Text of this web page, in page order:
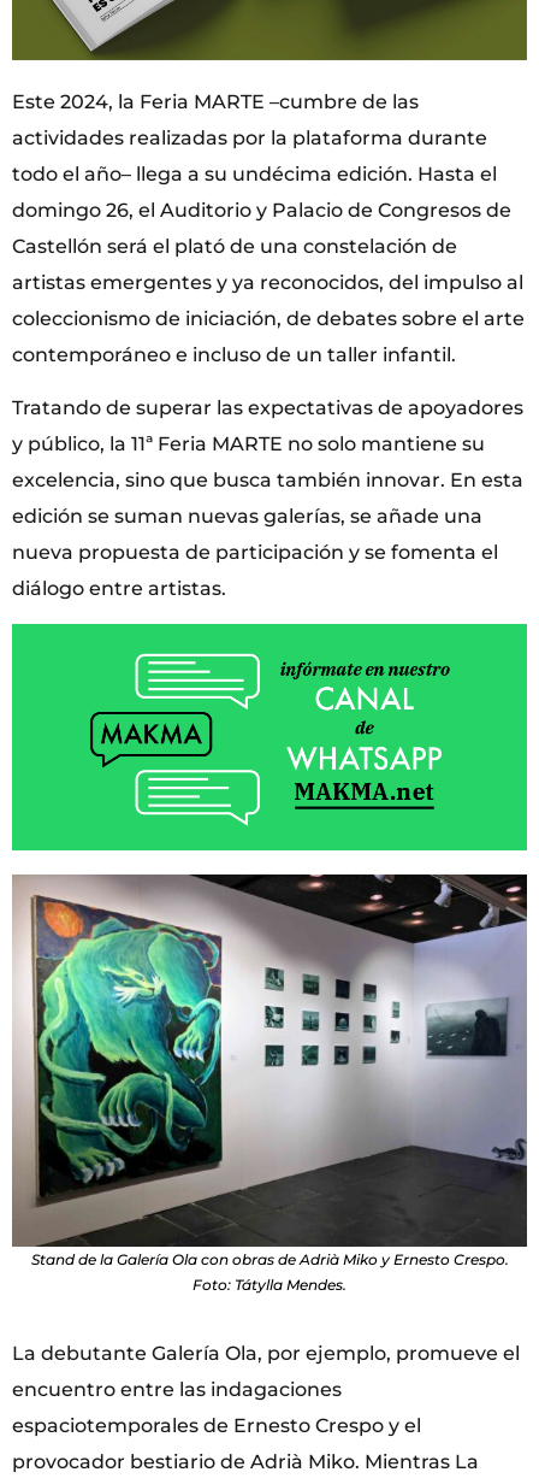
Este 2024, la Feria MARTE –cumbre de las
actividades realizadas por la plataforma durante
todo el año– llega a su undécima edición. Hasta el
domingo 26, el Auditorio y Palacio de Congresos de
Castellón será el plató de una constelación de
artistas emergentes y ya reconocidos, del impulso al
coleccionismo de iniciación, de debates sobre el arte
contemporáneo e incluso de un taller infantil.
Tratando de superar las expectativas de apoyadores
y público, la 11ª Feria MARTE no solo mantiene su
excelencia, sino que busca también innovar. En esta
edición se suman nuevas galerías, se añade una
nueva propuesta de participación y se fomenta el
diálogo entre artistas.
Stand de la Galería Ola con obras de Adrià Miko y Ernesto Crespo.
Foto: Tátylla Mendes.
La debutante Galería Ola, por ejemplo, promueve el
encuentro entre las indagaciones
espaciotemporales de Ernesto Crespo y el
provocador bestiario de Adrià Miko. Mientras La